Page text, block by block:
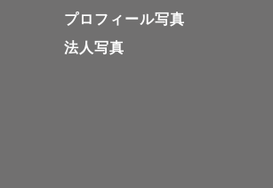
プロフィール写真
法人写真